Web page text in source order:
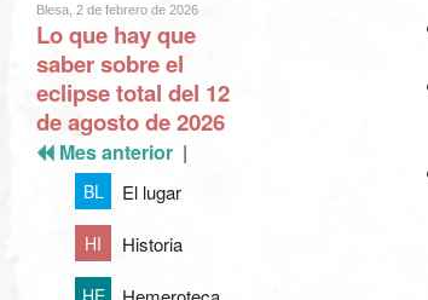
Blesa, 2 de febrero de 2026
Lo que hay que
saber sobre el
eclipse total del 12
de agosto de 2026
Mes anterior |
BL El lugar
HI Historia
HE